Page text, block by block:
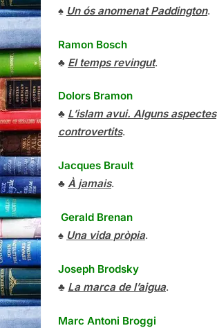
♠ Un ós anomenat Paddington.
Ramon Bosch
♣ El temps revingut.
Dolors Bramon
♣ L’islam avui. Alguns aspectes
controvertits.
Jacques Brault
♣ À jamais.
Gerald Brenan
♠ Una vida pròpia.
Joseph Brodsky
♣ La marca de l’aigua.
Marc Antoni Broggi